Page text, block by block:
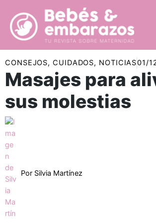
contenido
CONSEJOS,CUIDADOS, NOTICIAS01/
Masajes para
sus molestias
Por Silvia Martínez